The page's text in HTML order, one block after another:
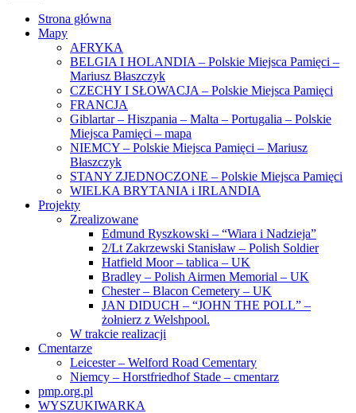
Strona główna
Mapy
AFRYKA
BELGIA I HOLANDIA – Polskie Miejsca Pamięci –
Mariusz Błaszczyk
CZECHY I SŁOWACJA – Polskie Miejsca Pamięci
FRANCJA
Giblartar – Hiszpania – Malta – Portugalia – Polskie
Miejsca Pamięci – mapa
NIEMCY – Polskie Miejsca Pamięci – Mariusz
Błaszczyk
STANY ZJEDNOCZONE – Polskie Miejsca Pamięci
WIELKA BRYTANIA i IRLANDIA
Projekty
Zrealizowane
Edmund Ryszkowski – “Wiara i Nadzieja”
2/Lt Zakrzewski Stanisław – Polish Soldier
Hatfield Moor – tablica – UK
Bradley – Polish Airmen Memorial – UK
Chester – Blacon Cemetery – UK
JAN DIDUCH – “JOHN THE POLL” –
żołnierz z Welshpool.
W trakcie realizacji
Cmentarze
Leicester – Welford Road Cementary
Niemcy – Horstfriedhof Stade – cmentarz
pmp.org.pl
WYSZUKIWARKA